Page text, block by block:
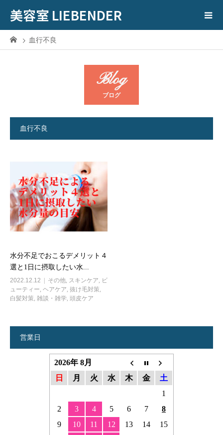
美容室 LIEBENDER
血行不良
Blog
ブログ
血行不良
水分不足でおこるデメリット４
選と1日に摂取したい水...
2022.12.12 その他, スキンケア, ビ
ューティー, ヘアケア, 抜け毛対策,
白髪対策, 雑談・雑学, 頭皮ケア
営業日
2026年 8月
日
月 火 水 木 金
土
1
2
3 4 5 6 7
8
9
10 11 12 13 14
15